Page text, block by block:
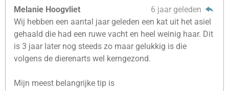
Melanie Hoogvliet
6 jaar geleden
Wij hebben een aantal jaar geleden een kat uit het asiel
gehaald die had een ruwe vacht en heel weinig haar. Dit
is 3 jaar later nog steeds zo maar gelukkig is die
volgens de dierenarts wel kerngezond.
Mijn meest belangrijke tip is